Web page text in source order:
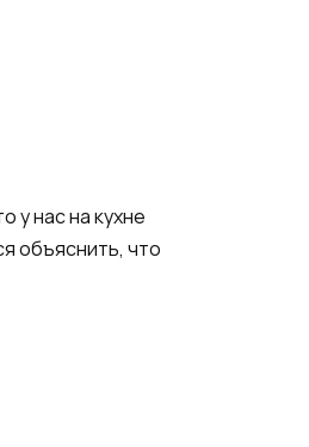
у нас на кухне
объяснить, что